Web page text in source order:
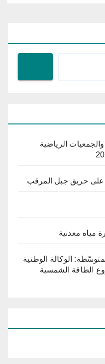
الرياضية
على حريق جبل المرقب
الوكالة الوطنية
الطاقة الشمسية